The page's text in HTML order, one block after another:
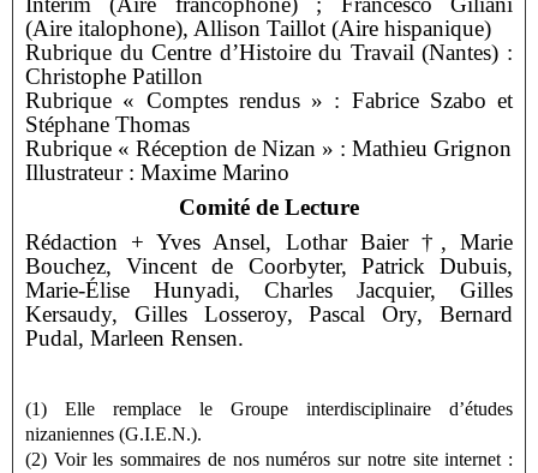
(Aire italophone), Allison Taillot (Aire hispanique)
Rubrique du Centre d’Histoire du Travail (Nantes) :
Christophe Patillon
Rubrique « Comptes rendus » : Fabrice Szabo et
Stéphane Thomas
Rubrique « Réception de Nizan » : Mathieu Grignon
Illustrateur : Maxime Marino
Comité de Lecture
Rédaction + Yves Ansel, Lothar Baier †, Marie
Bouchez, Vincent de Coorbyter, Patrick Dubuis,
Marie-Élise Hunyadi, Charles Jacquier, Gilles
Kersaudy, Gilles Losseroy, Pascal Ory, Bernard
Pudal, Marleen Rensen.
(1) Elle remplace le Groupe interdisciplinaire d’études
nizaniennes (G.I.E.N.).
(2) Voir les sommaires de nos numéros sur notre site internet :